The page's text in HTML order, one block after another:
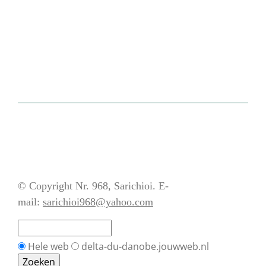
© Copyright Nr. 968, Sarichioi. E-
mail: sarichioi968@yahoo.com
Hele web delta-du-danobe.jouwweb.nl